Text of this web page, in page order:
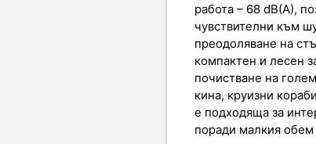
работа – 68 dB(A),
чувствителни към
преодоляване на
компактен и лесен
почистване на
кина, круизни
е подходяща за
поради малкия обем